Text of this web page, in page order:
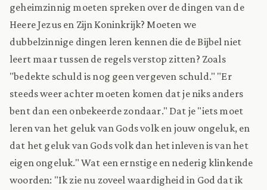
geheimzinnig moeten spreken over de dingen van de
Heere Jezus en Zijn Koninkrijk? Moeten we
dubbelzinnige dingen leren kennen die de Bijbel niet
leert maar tussen de regels verstop zitten? Zoals
"bedekte schuld is nog geen vergeven schuld." "Er
steeds weer achter moeten komen dat je niks anders
bent dan een onbekeerde zondaar." Dat je "iets moet
leren van het geluk van Gods volk en jouw ongeluk, en
dat het geluk van Gods volk dan het inleven is van het
eigen ongeluk." Wat een ernstige en nederig klinkende
woorden: "Ik zie nu zoveel waardigheid in God dat ik